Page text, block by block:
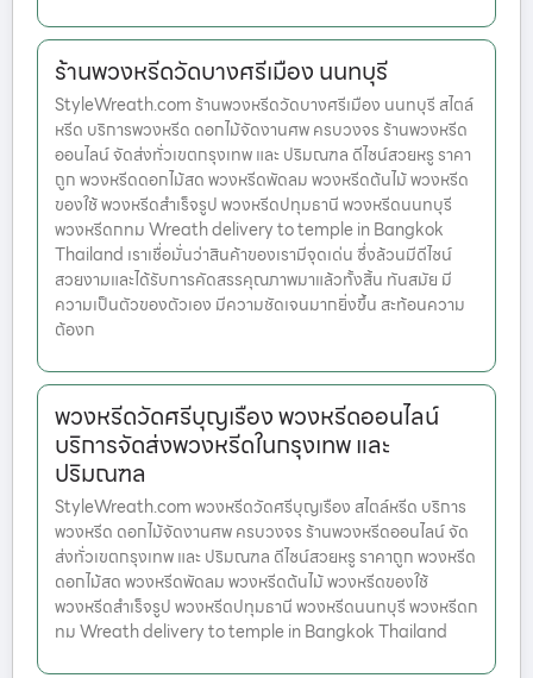
ร้านพวงหรีดวัดบางศรีเมือง นนทบุรี
StyleWreath.com ร้านพวงหรีดวัดบางศรีเมือง นนทบุรี สไตล์
หรีด บริการพวงหรีด ดอกไม้จัดงานศพ ครบวงจร ร้านพวงหรีด
ออนไลน์ จัดส่งทั่วเขตกรุงเทพ และ ปริมณฑล ดีไซน์สวยหรู ราคา
ถูก พวงหรีดดอกไม้สด พวงหรีดพัดลม พวงหรีดต้นไม้ พวงหรีด
ของใช้ พวงหรีดสำเร็จรูป พวงหรีดปทุมธานี พวงหรีดนนทบุรี
พวงหรีดกทม Wreath delivery to temple in Bangkok
Thailand เราเชื่อมั่นว่าสินค้าของเรามีจุดเด่น ซึ่งล้วนมีดีไซน์
สวยงามและได้รับการคัดสรรคุณภาพมาแล้วทั้งสิ้น ทันสมัย มี
ความเป็นตัวของตัวเอง มีความชัดเจนมากยิ่งขึ้น สะท้อนความ
ต้องก
พวงหรีดวัดศรีบุญเรือง พวงหรีดออนไลน์
บริการจัดส่งพวงหรีดในกรุงเทพ และ
ปริมณฑล
StyleWreath.com พวงหรีดวัดศรีบุญเรือง สไตล์หรีด บริการ
พวงหรีด ดอกไม้จัดงานศพ ครบวงจร ร้านพวงหรีดออนไลน์ จัด
ส่งทั่วเขตกรุงเทพ และ ปริมณฑล ดีไซน์สวยหรู ราคาถูก พวงหรีด
ดอกไม้สด พวงหรีดพัดลม พวงหรีดต้นไม้ พวงหรีดของใช้
พวงหรีดสำเร็จรูป พวงหรีดปทุมธานี พวงหรีดนนทบุรี พวงหรีดก
ทม Wreath delivery to temple in Bangkok Thailand